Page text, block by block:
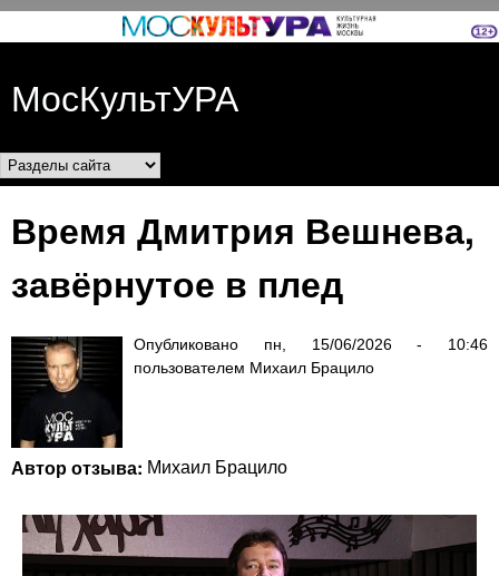
Перейти к основному
МосКультУРА
Разделы сайта
Время Дмитрия Вешнева,
завёрнутое в плед
Опубликовано пн, 15/06/2026 - 10:46
пользователем Михаил Брацило
Автор отзыва: Михаил Брацило